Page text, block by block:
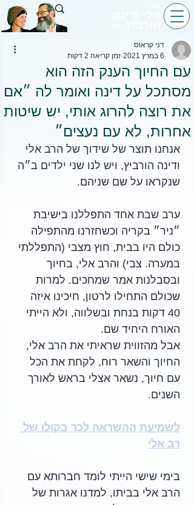
עם החיוך הענק הזה הוא
מסתכל על דינה ואומר לה ״אם
את רוצה להרוג אותי, יש שיטות
אחרות, לא עם נעצים״
דני קראוס
6 במרץ 2021
זמן קריאה 2 דקות
אנחנו תוצר של שידוך של הרב אלי
ודינה הורביץ, ויש לנו שני ילדים ב״ה
שנקראו על שם שניהם.
ערב שבת אחד התפללנו בישיבת
״ניר״ בקריה וכשחזרנו מהתפילה
כולם היו בבית, חוץ מצבי (התפללתי
במערה. צבי) והרב אלי, בחיוך
ובסבלנות אמר שמחכים. למרות
שכולם התחילו לרטון, חיכינו איזה
40 דקות בנחת ובשלווה, ולא הייתי
האורח היחיד שם.
אבל מהזווית שראיתי את הרב אלי,
החיוך והשאר רוח, לקחת את הכל
עם חיוך, נשאר אצלי בראש לאורך
השנים.
לשמיעת ההשראה לכך בקולו של
רב אלי
בימי שישי הייתי לומד חברותא עם
הרב אלי בביתו, למדנו אגרות של